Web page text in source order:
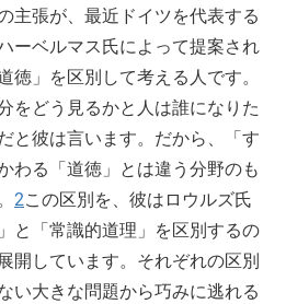
主張が、最近ドイツを代表する
ーベルマス氏によって提案され
徳」を区別して考える人です。
をどう見るかと人は誰になりた
と彼は言います。だから、「す
わる「道徳」とは違う分野のも
2この区別を、彼はロウルズ氏
と「常識的道理」を区別するの
開しています。それぞれの区別
い大きな問題から巧みに逃れる